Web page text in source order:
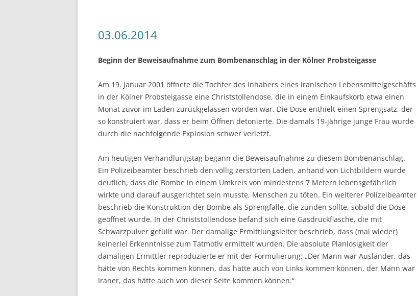
03.06.2014
Beginn der Beweisaufnahme zum Bombenanschlag in der Kölner Probsteigasse
Am 19. Januar 2001 öffnete die Tochter des Inhabers eines iranischen Lebensmittelgeschäfts
in der Kölner Probsteigasse eine Christstollendose, die in einem Einkaufskorb etwa einen
Monat zuvor im Laden zurückgelassen worden war. Die Dose enthielt einen Sprengsatz, der
so konstruiert war, dass er beim Öffnen detonierte. Die damals 19-jährige junge Frau wurde
durch die nachfolgende Explosion schwer verletzt.
Am heutigen Verhandlungstag begann die Beweisaufnahme zu diesem Bombenanschlag.
Ein Polizeibeamter beschrieb den völlig zerstörten Laden, anhand von Lichtbildern wurde
deutlich, dass die Bombe in einem Umkreis von mindestens 7 Metern lebensgefährlich
wirkte und darauf ausgerichtet sein musste, Menschen zu töten. Ein weiterer Polizeibeamter
beschrieb die Konstruktion der Bombe als Sprengfalle, die zünden sollte, sobald die Dose
geöffnet wurde. In der Christstollendose befand sich eine Gasdruckflasche, die mit
Schwarzpulver gefüllt war. Der damalige Ermittlungsleiter beschrieb, dass (mal wieder)
keinerlei Erkenntnisse zum Tatmotiv ermittelt wurden. Die absolute Planlosigkeit der
damaligen Ermittler reproduzierte er mit der Formulierung: „Der Mann war Ausländer, das
hätte von Rechts kommen können, das hätte auch von Links kommen können, der Mann war
Iraner, das hätte auch von dieser Seite kommen können.“